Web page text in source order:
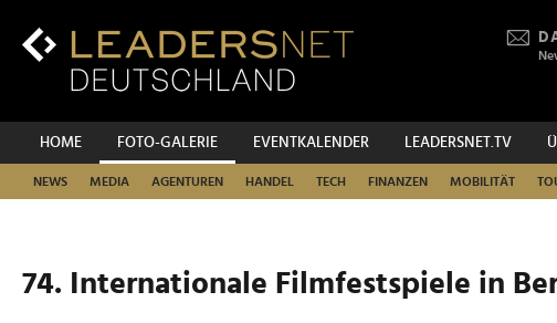
Inhalt
Hauptnavigation
HOME FOTO-GALERIE EVENTKALENDER LEADERSNET.TV
NEWS MEDIA AGENTUREN HANDEL TECH FINANZEN MOBILITÄT
74. Internationale Filmfestspiele in